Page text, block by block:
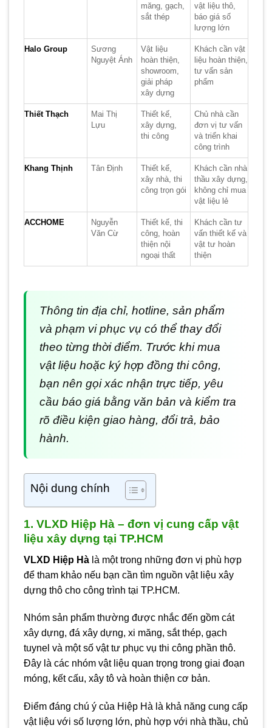
măng, gạch,
sắt thép
vật liệu thô,
báo giá số
lượng lớn
Halo Group
Sương
Nguyệt Ánh
Vật liệu
hoàn thiện,
showroom,
giải pháp
xây dựng
Khách cần vật
liệu hoàn thiện,
tư vấn sản
phẩm
Thiết Thạch
Mai Thị
Lựu
Thiết kế,
xây dựng,
thi công
Chủ nhà cần
đơn vị tư vấn
và triển khai
công trình
Khang Thịnh Tân Định
Thiết kế,
xây nhà, thi
công trọn gói
Khách cần nhà
thầu xây dựng,
không chỉ mua
vật liệu lẻ
ACCHOME
Nguyễn
Văn Cừ
Thiết kế, thi
công, hoàn
thiện nội
ngoại thất
Khách cần tư
vấn thiết kế và
vật tư hoàn
thiện
Thông tin địa chỉ, hotline, sản phẩm
và phạm vi phục vụ có thể thay đổi
theo từng thời điểm. Trước khi mua
vật liệu hoặc ký hợp đồng thi công,
bạn nên gọi xác nhận trực tiếp, yêu
cầu báo giá bằng văn bản và kiểm tra
rõ điều kiện giao hàng, đổi trả, bảo
hành.
Nội dung chính
1. VLXD Hiệp Hà – đơn vị cung cấp vật
liệu xây dựng tại TP.HCM
VLXD Hiệp Hà là một trong những đơn vị phù hợp
để tham khảo nếu bạn cần tìm nguồn vật liệu xây
dựng thô cho công trình tại TP.HCM.
Nhóm sản phẩm thường được nhắc đến gồm cát
xây dựng, đá xây dựng, xi măng, sắt thép, gạch
tuynel và một số vật tư phục vụ thi công phần thô.
Đây là các nhóm vật liệu quan trọng trong giai đoạn
móng, kết cấu, xây tô và hoàn thiện cơ bản.
Điểm đáng chú ý của Hiệp Hà là khả năng cung cấp
vật liệu với số lượng lớn, phù hợp với nhà thầu, chủ